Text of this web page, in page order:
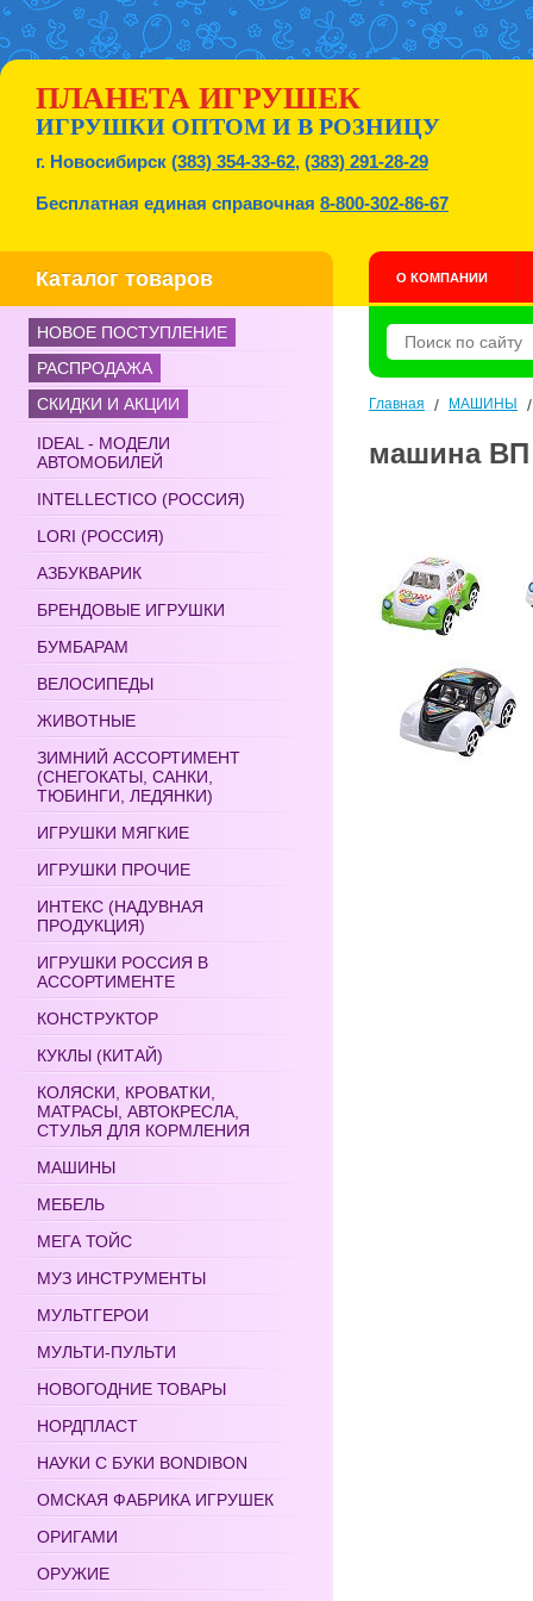
ПЛАНЕТА ИГРУШЕК
ИГРУШКИ ОПТОМ И В РОЗНИЦУ
г. Новосибирск (383) 354-33-62, (383) 291-28-29
Бесплатная единая справочная 8-800-302-86-67
Каталог товаров О КОМПАНИИ
НОВОЕ ПОСТУПЛЕНИЕ
РАСПРОДАЖА
СКИДКИ И АКЦИИ
IDEAL - МОДЕЛИ
АВТОМОБИЛЕЙ
INTELLECTICO (РОССИЯ)
LORI (РОССИЯ)
АЗБУКВАРИК
БРЕНДОВЫЕ ИГРУШКИ
БУМБАРАМ
ВЕЛОСИПЕДЫ
ЖИВОТНЫЕ
ЗИМНИЙ АССОРТИМЕНТ
(СНЕГОКАТЫ, САНКИ,
ТЮБИНГИ, ЛЕДЯНКИ)
ИГРУШКИ МЯГКИЕ
ИГРУШКИ ПРОЧИЕ
ИНТЕКС (НАДУВНАЯ
ПРОДУКЦИЯ)
ИГРУШКИ РОССИЯ В
АССОРТИМЕНТЕ
КОНСТРУКТОР
КУКЛЫ (КИТАЙ)
КОЛЯСКИ, КРОВАТКИ,
МАТРАСЫ, АВТОКРЕСЛА,
СТУЛЬЯ ДЛЯ КОРМЛЕНИЯ
МАШИНЫ
МЕБЕЛЬ
МЕГА ТОЙС
МУЗ ИНСТРУМЕНТЫ
МУЛЬТГЕРОИ
МУЛЬТИ-ПУЛЬТИ
НОВОГОДНИЕ ТОВАРЫ
НОРДПЛАСТ
НАУКИ С БУКИ BONDIBON
ОМСКАЯ ФАБРИКА ИГРУШЕК
ОРИГАМИ
ОРУЖИЕ
Главная / МАШИНЫ
машина ВП